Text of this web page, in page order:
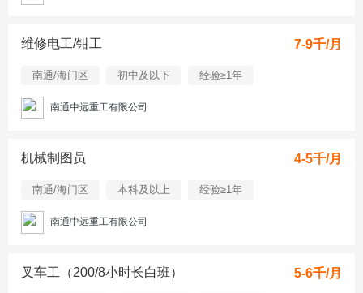
维修电工/钳工 7-9千/月
南通/海门区 初中及以下 经验≥1年
南通中远重工有限公司
机械制图员 4-5千/月
南通/海门区 本科及以上 经验≥1年
南通中远重工有限公司
叉车工（200/8小时长白班） 5-6千/月